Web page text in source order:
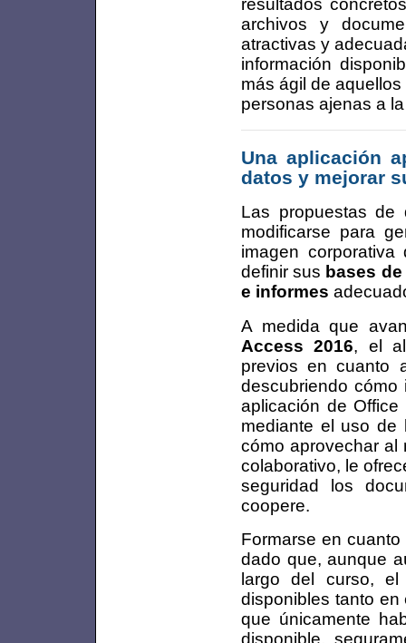
archivos y
atractivas y
información
más ágil de
personas ajenas a
Una aplicación
datos y mejorar
Las propuestas de
modificarse para
imagen
definir sus bases
e informes
A medida que
Access 2016, el
previos en cuanto
descubriendo cómo
aplicación de
mediante el uso de
cómo aprovechar al
colaborativo, le
seguridad los
coopere.
Formarse en
dado que, aunque
largo del curso, el
disponibles tanto
que únicamente
disponible,